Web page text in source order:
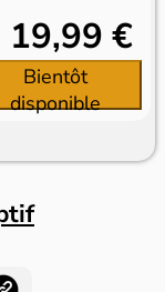
19,99 €
Bientôt
disponible